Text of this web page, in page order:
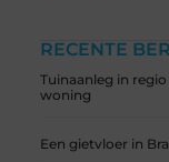
RECENTE
Tuinaanleg in
woning
Een gietvloer in